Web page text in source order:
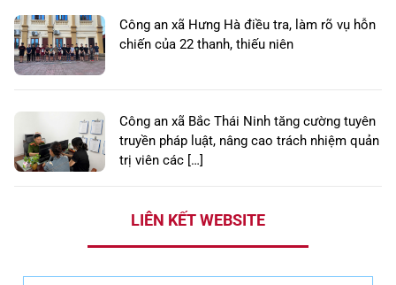
Công an xã Hưng Hà điều tra, làm rõ vụ hỗn
chiến của 22 thanh, thiếu niên
Công an xã Bắc Thái Ninh tăng cường tuyên
truyền pháp luật, nâng cao trách nhiệm quản
trị viên các […]
LIÊN KẾT WEBSITE